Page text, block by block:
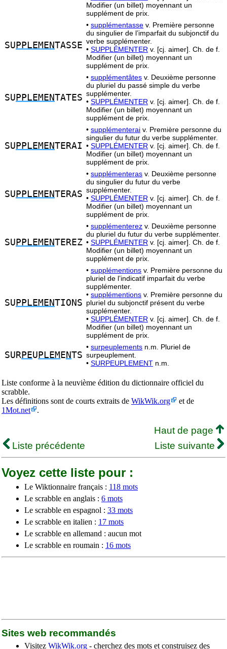
Modifier (un billet) moyennant un
supplément de prix.
SU PPLEMENTASSE
• supplémentasse v. Première personne
du singulier de l’imparfait du subjonctif du
verbe supplémenter.
• SUPPLÉMENTER v. [cj. aimer]. Ch. de f.
Modifier (un billet) moyennant un
supplément de prix.
SU PPLEMENTATES
• supplémentâtes v. Deuxième personne
du pluriel du passé simple du verbe
supplémenter.
• SUPPLÉMENTER v. [cj. aimer]. Ch. de f.
Modifier (un billet) moyennant un
supplément de prix.
SU PPLEMENTERAI
• supplémenterai v. Première personne du
singulier du futur du verbe supplémenter.
• SUPPLÉMENTER v. [cj. aimer]. Ch. de f.
Modifier (un billet) moyennant un
supplément de prix.
SU PPLEMENTERAS
• supplémenteras v. Deuxième personne
du singulier du futur du verbe
supplémenter.
• SUPPLÉMENTER v. [cj. aimer]. Ch. de f.
Modifier (un billet) moyennant un
supplément de prix.
SU PPLEMENTEREZ
• supplémenterez v. Deuxième personne
du pluriel du futur du verbe supplémenter.
• SUPPLÉMENTER v. [cj. aimer]. Ch. de f.
Modifier (un billet) moyennant un
supplément de prix.
SU PPLEMENTIONS
• supplémentions v. Première personne du
pluriel de l’indicatif imparfait du verbe
supplémenter.
• supplémentions v. Première personne du
pluriel du subjonctif présent du verbe
supplémenter.
• SUPPLÉMENTER v. [cj. aimer]. Ch. de f.
Modifier (un billet) moyennant un
supplément de prix.
SURPEU PLEM E NTS
• surpeuplements n.m. Pluriel de
surpeuplement.
• SURPEUPLEMENT n.m.
Liste conforme à la neuvième édition du dictionnaire officiel du
scrabble.
Les définitions sont de courts extraits de WikWik.org
et de
1Mot.net
.
Haut de page
Liste précédente
Liste suivante
Voyez cette liste pour :
Le Wiktionnaire français : 118 mots
Le scrabble en anglais : 6 mots
Le scrabble en espagnol : 33 mots
Le scrabble en italien : 17 mots
Le scrabble en allemand : aucun mot
Le scrabble en roumain : 16 mots
Sites web recommandés
Visitez WikWik.org - cherchez des mots et construisez des